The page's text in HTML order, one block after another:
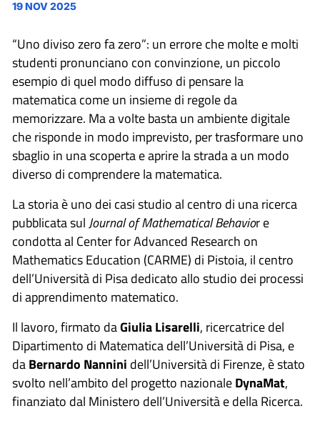
19 NOV 2025
“Uno diviso zero fa zero”: un errore che molte e molti
studenti pronunciano con convinzione, un piccolo
esempio di quel modo diffuso di pensare la
matematica come un insieme di regole da
memorizzare. Ma a volte basta un ambiente digitale
che risponde in modo imprevisto, per trasformare uno
sbaglio in una scoperta e aprire la strada a un modo
diverso di comprendere la matematica.
La storia è uno dei casi studio al centro di una ricerca
pubblicata sulJournal of Mathematical Behavior e
condotta al Center for Advanced Research on
Mathematics Education (CARME) di Pistoia, il centro
dell’Università di Pisa dedicato allo studio dei processi
di apprendimento matematico.
Il lavoro, firmato daGiulia Lisarelli, ricercatrice del
Dipartimento di Matematica dell’Università di Pisa, e
daBernardo Nannini dell’Università di Firenze, è stato
svolto nell’ambito del progetto nazionaleDynaMat,
finanziato dal Ministero dell’Università e della Ricerca.